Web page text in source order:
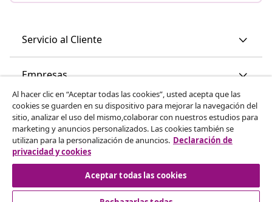
Servicio al Cliente
Empresas
vidaXL
Descubre mas
Al hacer clic en “Aceptar todas las cookies”, usted acepta que las
cookies se guarden en su dispositivo para mejorar la navegación del
sitio, analizar el uso del mismo,colaborar con nuestros estudios para
marketing y anuncios personalizados. Las cookies también se
utilizan para la personalización de anuncios. Declaración de
privacidad y cookies
Aceptar todas las cookies